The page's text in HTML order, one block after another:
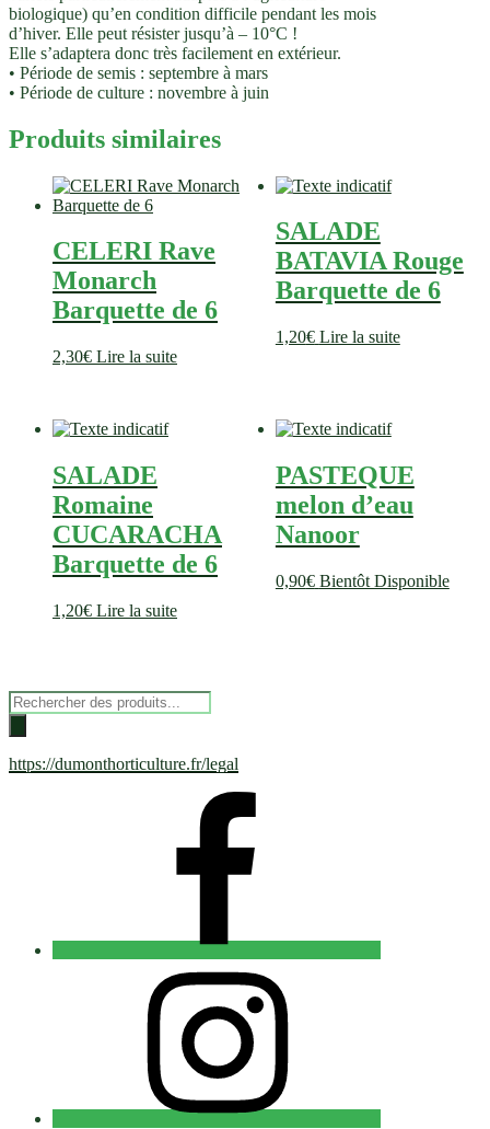
biologique) qu’en condition difficile pendant les mois
d’hiver. Elle peut résister jusqu’à – 10°C !
Elle s’adaptera donc très facilement en extérieur.
• Période de semis : septembre à mars
• Période de culture : novembre à juin
Produits similaires
CELERI Rave
Monarch
Barquette de 6
2,30€ Lire la suite
SALADE
BATAVIA Rouge
Barquette de 6
1,20€ Lire la suite
SALADE
Romaine
CUCARACHA
Barquette de 6
1,20€ Lire la suite
PASTEQUE
melon d’eau
Nanoor
0,90€ Bientôt Disponible
Recherche
de
produits
https://dumonthorticulture.fr/legal